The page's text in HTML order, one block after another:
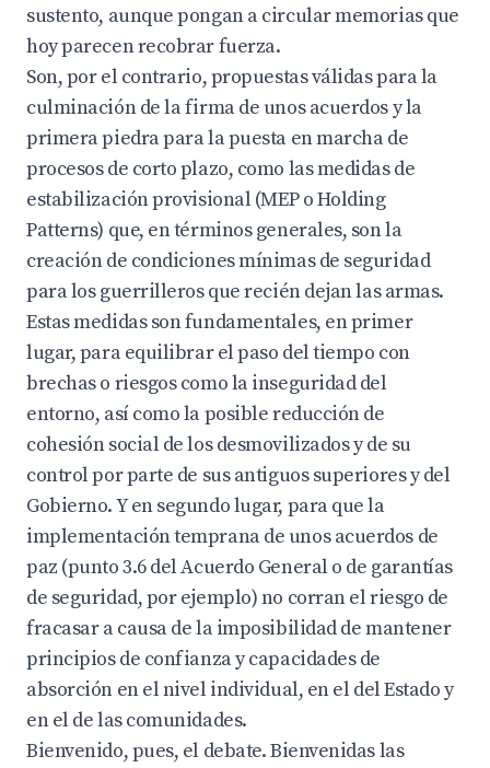
sustento, aunque pongan a circular memorias que
hoy parecen recobrar fuerza.
Son, por el contrario, propuestas válidas para la
culminación de la firma de unos acuerdos y la
primera piedra para la puesta en marcha de
procesos de corto plazo, como las medidas de
estabilización provisional (MEP o Holding
Patterns) que, en términos generales, son la
creación de condiciones mínimas de seguridad
para los guerrilleros que recién dejan las armas.
Estas medidas son fundamentales, en primer
lugar, para equilibrar el paso del tiempo con
brechas o riesgos como la inseguridad del
entorno, así como la posible reducción de
cohesión social de los desmovilizados y de su
control por parte de sus antiguos superiores y del
Gobierno. Y en segundo lugar, para que la
implementación temprana de unos acuerdos de
paz (punto 3.6 del Acuerdo General o de garantías
de seguridad, por ejemplo) no corran el riesgo de
fracasar a causa de la imposibilidad de mantener
principios de confianza y capacidades de
absorción en el nivel individual, en el del Estado y
en el de las comunidades.
Bienvenido, pues, el debate. Bienvenidas las